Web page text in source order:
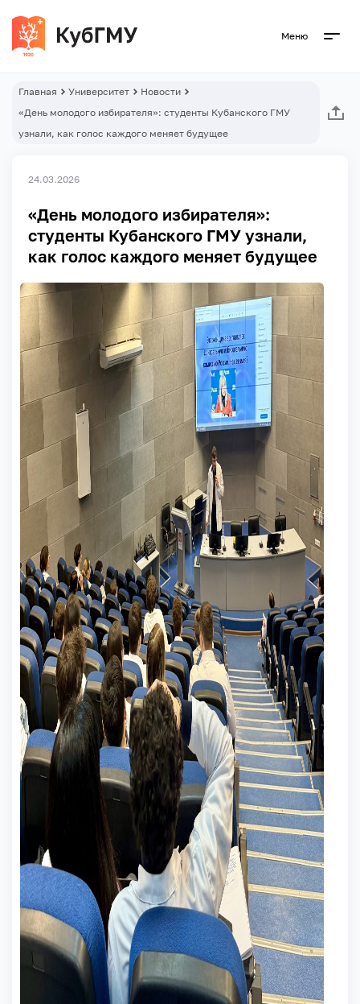
Меню
Главная Университет
Новости
«День молодого избирателя»: студенты Кубанского ГМУ
узнали, как голос каждого меняет будущее
24.03.2026
«День молодого избирателя»:
студенты Кубанского ГМУ узнали,
как голос каждого меняет будущее